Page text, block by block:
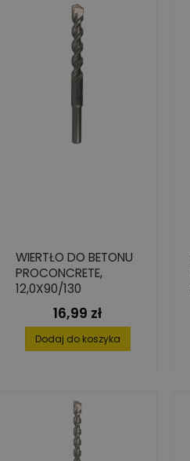
WIERTŁO DO BETONU
PROCONCRETE,
12,0X90/130
Cena
16,99 zł
Dodaj do koszyka